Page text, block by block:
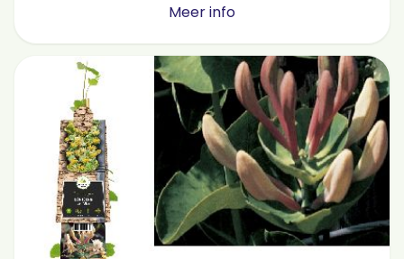
Meer info